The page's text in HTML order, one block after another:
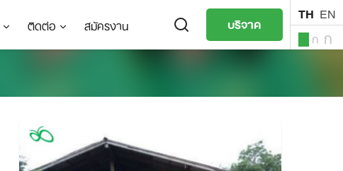
ติดต่อ สมัครงาน บริจาค TH EN
ก ก
TH EN